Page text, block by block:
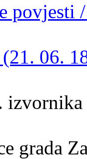
povjesti
06.
grada